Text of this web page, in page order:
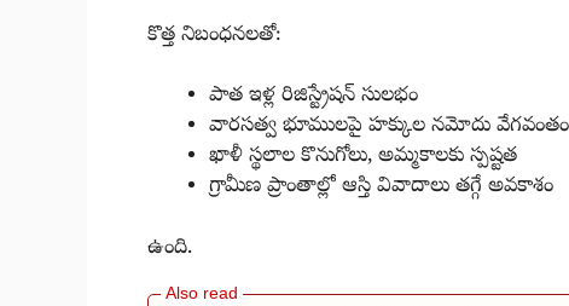
కొత్త నిబంధనలతో:
పాత ఇళ్ల రిజిస్ట్రేషన్ సులభం
వారసత్వ భూములపై హక్కుల నమోదు వేగవంతం
ఖాళీ స్థలాల కొనుగోలు, అమ్మకాలకు స్పష్టత
గ్రామీణ ప్రాంతాల్లో ఆస్తి వివాదాలు తగ్గే అవకాశం
ఉంది.